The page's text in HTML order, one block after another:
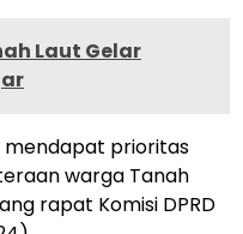
Laut Gelar
mendapat prioritas
warga Tanah
rapat Komisi DPRD